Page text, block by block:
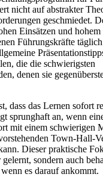
nicht auf abstrakter
geschmiedet.
Einsätzen und
Führungskräfte
die die schwierigsten
denen sie
dass das Lernen sofort
sprunghaft an, wenn
mit einem schwierigen
Town-Hall-
Dieser praktische
sondern auch
es darauf ankommt.